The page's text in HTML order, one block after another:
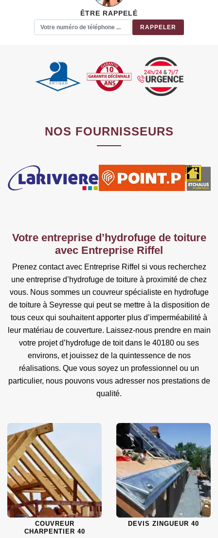
ÊTRE RAPPELÉ
NOS FOURNISSEURS
Votre entreprise d’hydrofuge de toiture
avec Entreprise Riffel
Prenez contact avec Entreprise Riffel si vous recherchez
une entreprise d’hydrofuge de toiture à proximité de chez
vous. Nous sommes un couvreur spécialiste en hydrofuge
de toiture à Seyresse qui peut se mettre à la disposition de
tous ceux qui souhaitent apporter plus d’imperméabilité à
leur matériau de couverture. Laissez-nous prendre en main
votre projet d’hydrofuge de toit dans le 40180 ou ses
environs, et jouissez de la quintessence de nos
réalisations. Que vous soyez un professionnel ou un
particulier, nous pouvons vous adresser nos prestations de
qualité.
COUVREUR
CHARPENTIER 40
DEVIS ZINGUEUR 40